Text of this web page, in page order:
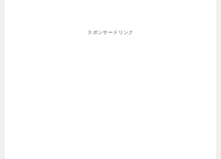
スポンサードリンク